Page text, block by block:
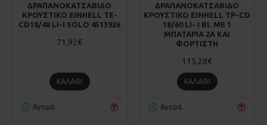
ΔΡΑΠΑΝΟΚΑΤΣΑΒΙΔΟ
ΚΡΟΥΣΤΙΚΟ EINHELL TE-
CD18/48 LI-I SOLO 4513926
71,92€
ΚΑΛΆΘΙ
Αγορά
ΔΡΑΠΑΝΟΚΑΤΣΑΒΙΔΟ
ΚΡΟΥΣΤΙΚΟ EINHELL TP-CD
18/60 LI- I BL ΜΕ 1
ΜΠΑΤΑΡΙΑ 2Α ΚΑΙ
ΦΟΡΤΙΣΤΗ
115,28€
ΚΑΛΆΘΙ
Αγορά